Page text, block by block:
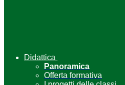
Didattica
Panoramica
Offerta formativa